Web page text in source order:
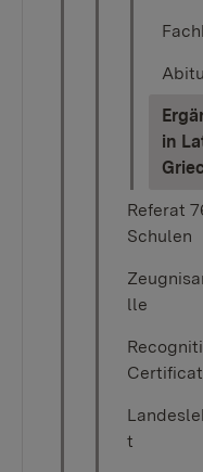
in
Referat
Schulen
lle
t